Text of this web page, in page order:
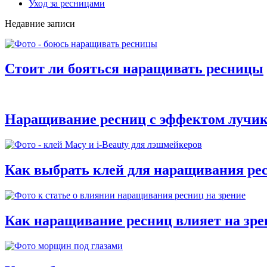
Уход за ресницами
Недавние записи
Стоит ли бояться наращивать ресницы
Наращивание ресниц с эффектом
Как выбрать клей для наращивания
Как наращивание ресниц влияет на